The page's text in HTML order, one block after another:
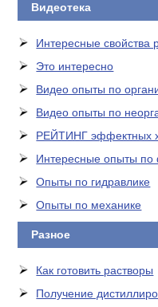
Видеотека
Интересные свойства
Это интересно
Видео опыты по
Видео опыты по
РЕЙТИНГ эффектных
Интересные опыты по
Опыты по гидравлике
Опыты по механике
Разное
Как готовить растворы
Получение